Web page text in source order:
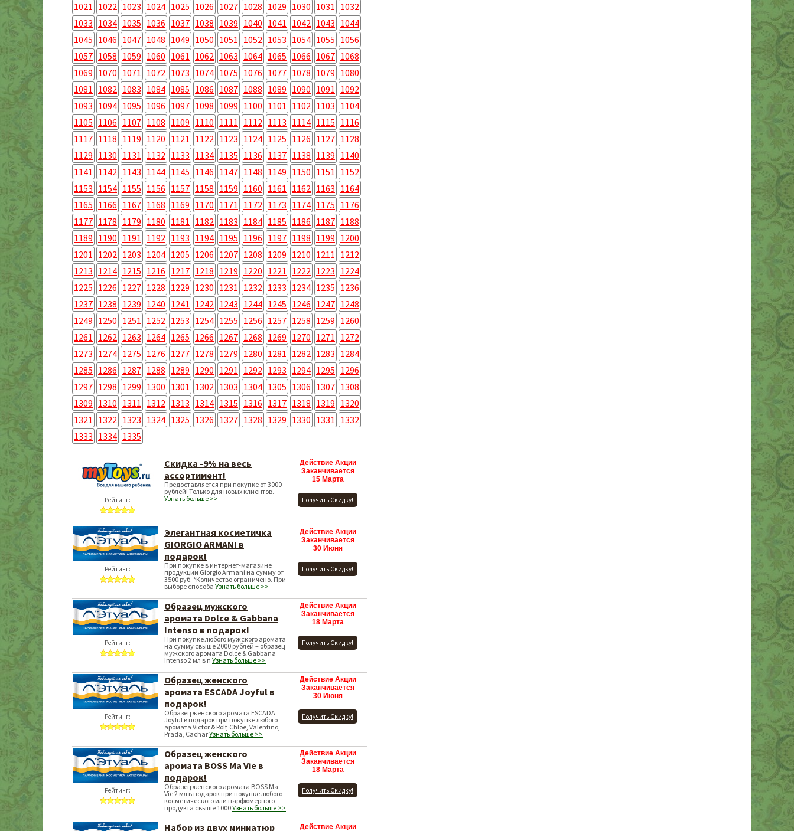
1021 1022 1023 1024 1025 1026 1027 1028 1029 1030 1031 1032
1033 1034 1035 1036 1037 1038 1039 1040 1041 1042 1043 1044
1045 1046 1047 1048 1049 1050 1051 1052 1053 1054 1055 1056
1057 1058 1059 1060 1061 1062 1063 1064 1065 1066 1067 1068
1069 1070 1071 1072 1073 1074 1075 1076 1077 1078 1079 1080
1081 1082 1083 1084 1085 1086 1087 1088 1089 1090 1091 1092
1093 1094 1095 1096 1097 1098 1099 1100 1101 1102 1103 1104
1105 1106 1107 1108 1109 1110 1111 1112 1113 1114 1115 1116
1117 1118 1119 1120 1121 1122 1123 1124 1125 1126 1127 1128
1129 1130 1131 1132 1133 1134 1135 1136 1137 1138 1139 1140
1141 1142 1143 1144 1145 1146 1147 1148 1149 1150 1151 1152
1153 1154 1155 1156 1157 1158 1159 1160 1161 1162 1163 1164
1165 1166 1167 1168 1169 1170 1171 1172 1173 1174 1175 1176
1177 1178 1179 1180 1181 1182 1183 1184 1185 1186 1187 1188
1189 1190 1191 1192 1193 1194 1195 1196 1197 1198 1199 1200
1201 1202 1203 1204 1205 1206 1207 1208 1209 1210 1211 1212
1213 1214 1215 1216 1217 1218 1219 1220 1221 1222 1223 1224
1225 1226 1227 1228 1229 1230 1231 1232 1233 1234 1235 1236
1237 1238 1239 1240 1241 1242 1243 1244 1245 1246 1247 1248
1249 1250 1251 1252 1253 1254 1255 1256 1257 1258 1259 1260
1261 1262 1263 1264 1265 1266 1267 1268 1269 1270 1271 1272
1273 1274 1275 1276 1277 1278 1279 1280 1281 1282 1283 1284
1285 1286 1287 1288 1289 1290 1291 1292 1293 1294 1295 1296
1297 1298 1299 1300 1301 1302 1303 1304 1305 1306 1307 1308
1309 1310 1311 1312 1313 1314 1315 1316 1317 1318 1319 1320
1321 1322 1323 1324 1325 1326 1327 1328 1329 1330 1331 1332
1333 1334 1335
Рейтинг:
Скидка -9% на весь
ассортимент!
Предоставляется при покупке от 3000
рублей! Только для новых клиентов.
Узнать больше >>
Действие Акции
Заканчивается
15 Марта
Получить Скидку!
Рейтинг:
Элегантная косметичка
GIORGIO ARMANI в
подарок!
При покупке в интернет-магазине
продукции Giorgio Armani на сумму от
3500 руб. *Количество ограничено. При
выборе способа Узнать больше >>
Действие Акции
Заканчивается
30 Июня
Получить Скидку!
Рейтинг:
Образец мужского
аромата Dolce & Gabbana
Intenso в подарок!
При покупке любого мужского аромата
на сумму свыше 2000 рублей – образец
мужского аромата Dolce & Gabbana
Intenso 2 мл в п Узнать больше >>
Действие Акции
Заканчивается
18 Марта
Получить Скидку!
Рейтинг:
Образец женского
аромата ESCADA Joyful в
подарок!
Образец женского аромата ESCADA
Joyful в подарок при покупке любого
аромата Victor & Rolf, Chloe, Valentino,
Prada, CacharУзнать больше >>
Действие Акции
Заканчивается
30 Июня
Получить Скидку!
Рейтинг:
Образец женского
аромата BOSS Ma Vie в
подарок!
Образец женского аромата BOSS Ma
Vie 2 мл в подарок при покупке любого
косметического или парфюмерного
продукта свыше 1000Узнать больше >>
Действие Акции
Заканчивается
18 Марта
Получить Скидку!
Набор из двух миниатюр Действие Акции